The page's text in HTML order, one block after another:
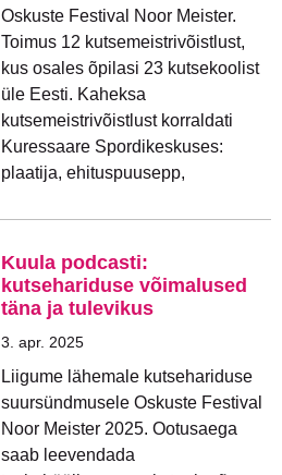
Oskuste Festival Noor Meister.
Toimus 12 kutsemeistrivõistlust,
kus osales õpilasi 23 kutsekoolist
üle Eesti. Kaheksa
kutsemeistrivõistlust korraldati
Kuressaare Spordikeskuses:
plaatija, ehituspuusepp,
Kuula podcasti:
kutsehariduse võimalused
täna ja tulevikus
3. apr. 2025
Liigume lähemale kutsehariduse
suursündmusele Oskuste Festival
Noor Meister 2025. Ootusaega
saab leevendada